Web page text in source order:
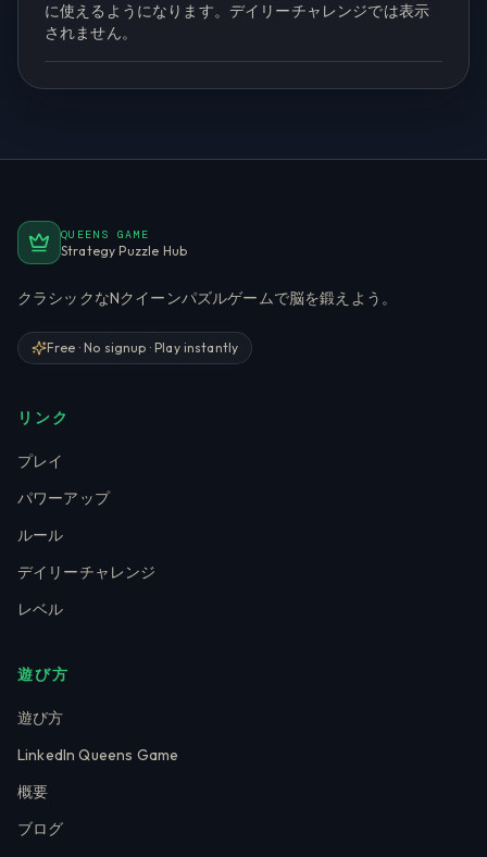
に使えるようになります。デイリーチャレンジでは表示
されません。
QUEENS GAME
Strategy Puzzle Hub
クラシックなNクイーンパズルゲームで脳を鍛えよう。
Free · No signup · Play instantly
リンク
プレイ
パワーアップ
ルール
デイリーチャレンジ
レベル
遊び方
遊び方
LinkedIn Queens Game
概要
ブログ